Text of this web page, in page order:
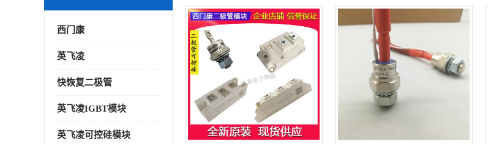
西门康
英飞凌
快恢复二极管
英飞凌IGBT模块
英飞凌可控硅模块